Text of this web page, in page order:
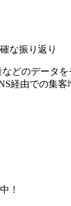
な振り返り
どのデータ
経由での集客
！